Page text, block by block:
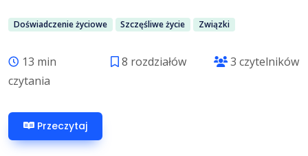
Doświadczenie życiowe Szczęśliwe życie Związki
13 min
czytania
8 rozdziałów 3 czytelników
Przeczytaj